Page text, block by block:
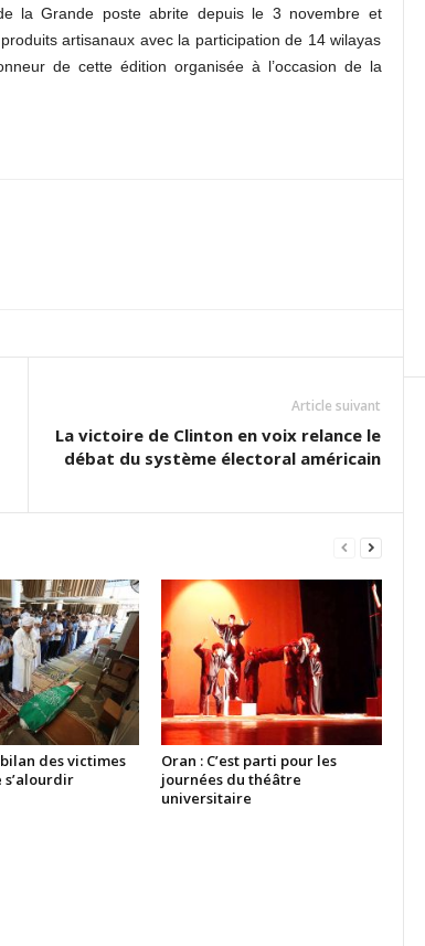
la Grande poste abrite depuis le 3 novembre et
artisanaux avec la participation de 14 wilayas
de cette édition organisée à l’occasion de la
Article suivant
La victoire de Clinton en voix relance le
débat du système électoral américain
bilan des victimes
s’alourdir
Oran : C’est parti pour les
journées du théâtre
universitaire